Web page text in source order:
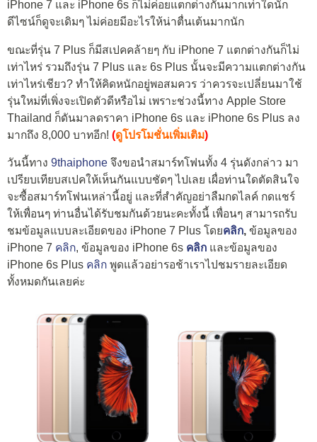
iPhone 7 และ iPhone 6s ก็ไม่ค่อยแตกต่างกันมากเท่าใดนัก
ดีไซน์ก็ดูจะเดิมๆ ไม่ค่อยมีอะไรให้น่าตื่นเต้นมากนัก
ขณะที่รุ่น 7 Plus ก็มีสเปคคล้ายๆ กับ iPhone 7 แตกต่างกันก็ไม่
เท่าไหร่ รวมถึงรุ่น 7 Plus และ 6s Plus นั้นจะมีความแตกต่างกัน
เท่าไหร่เชียว? ทำให้คิดหนักอยู่พอสมควร ว่าควรจะเปลี่ยนมาใช้
รุ่นใหม่ที่เพิ่งจะเปิดตัวดีหรือไม่ เพราะช่วงนี้ทาง Apple Store
Thailand ก็ดันมาลดราคา iPhone 6s และ iPhone 6s Plus ลง
มากถึง 8,000 บาทอีก! (ดูโปรโมชั่นเพิ่มเติม)
วันนี้ทาง 9thaiphone จึงขอนำสมาร์ทโฟนทั้ง 4 รุ่นดังกล่าว มา
เปรียบเทียบสเปคให้เห็นกันแบบชัดๆ ไปเลย เผื่อท่านใดตัดสินใจ
จะซื้อสมาร์ทโฟนเหล่านี้อยู่ และที่สำคัญอย่าลืมกดไลค์ กดแชร์
ให้เพื่อนๆ ท่านอื่นได้รับชมกันด้วยนะคะทั้งนี้ เพื่อนๆ สามารถรับ
ชมข้อมูลแบบละเอียดของ iPhone 7 Plus โดยคลิก, ข้อมูลของ
iPhone 7 คลิก, ข้อมูลของ iPhone 6s คลิก และข้อมูลของ
iPhone 6s Plus คลิก พูดแล้วอย่ารอช้าเราไปชมรายละเอียด
ทั้งหมดกันเลยค่ะ